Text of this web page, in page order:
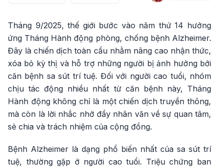
Tháng 9/2025, thế giới bước vào năm thứ 14 hưởng
ứng Tháng Hành động phòng, chống bệnh Alzheimer.
Đây là chiến dịch toàn cầu nhằm nâng cao nhận thức,
xóa bỏ kỳ thị và hỗ trợ những người bị ảnh hưởng bởi
căn bệnh sa sút trí tuệ. Đối với người cao tuổi, nhóm
chịu tác động nhiều nhất từ căn bệnh này, Tháng
Hành động không chỉ là một chiến dịch truyền thông,
mà còn là lời nhắc nhở đầy nhân văn về sự quan tâm,
sẻ chia và trách nhiệm của cộng đồng.
Bệnh Alzheimer là dạng phổ biến nhất của sa sút trí
tuệ, thường gặp ở người cao tuổi. Triệu chứng ban